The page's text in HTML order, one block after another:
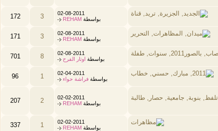
02-08-2011
بواسطة REHAM
3
172
02-08-2011
بواسطة REHAM
3
171
02-08-2011
بواسطة اوتار الفرح 8
701
02-04-2011
بواسطة فراشة حواء 1
96
02-02-2011
بواسطة REHAM
2
207
02-02-2011
بواسطة REHAM
1
337